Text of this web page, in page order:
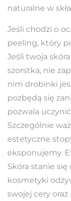
naturalne w
Jeśli chodzi o
peeling, który
Jeśli twoja
szorstka, nie
nim drobinki
pozbędą się
pozwala
Szczególnie
estetyczne
eksponujemy.
Skóra stanie
kosmetyki
swojej cery